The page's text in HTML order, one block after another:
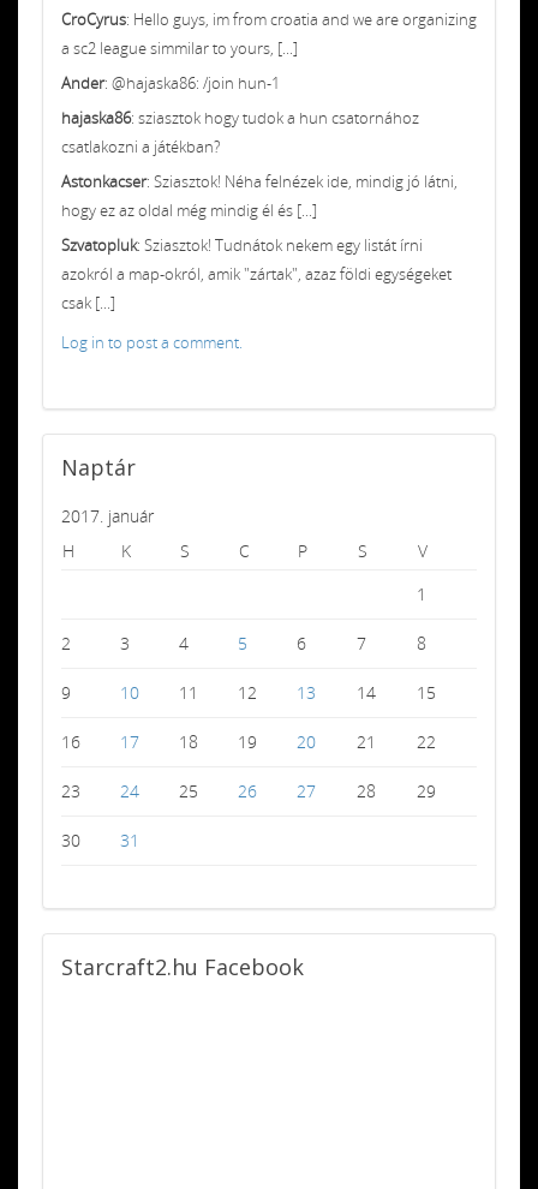
CroCyrus: Hello guys, im from croatia and we are organizing
a sc2 league simmilar to yours, [...]
Ander: @hajaska86: /join hun-1
hajaska86: sziasztok hogy tudok a hun csatornához
csatlakozni a játékban?
Astonkacser: Sziasztok! Néha felnézek ide, mindig jó látni,
hogy ez az oldal még mindig él és [...]
Szvatopluk: Sziasztok! Tudnátok nekem egy listát írni
azokról a map-okról, amik "zártak", azaz földi egységeket
csak [...]
Log in to post a comment.
Naptár
2017. január
H
K S C P S
V
1
2 3 4 5 6 7 8
9 10 11 12 13 14 15
16 17 18 19 20 21 22
23 24 25 26 27 28 29
30 31
Starcraft2.hu Facebook